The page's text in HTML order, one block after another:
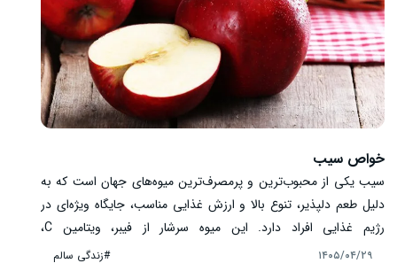
خواص سیب
سیب یکی از محبوب‌ترین و پرمصرف‌ترین میوه‌های جهان است که به
دلیل طعم دلپذیر، تنوع بالا و ارزش غذایی مناسب، جایگاه ویژه‌ای در
رژیم غذایی افراد دارد. این میوه سرشار از فیبر، ویتامین C،
آنتی‌اکسیدان‌ها و ترکیبات گیاهی مفید است که هر کدام در حفظ
۱۴۰۵/۰۴/۲۹ #زندگی سالم